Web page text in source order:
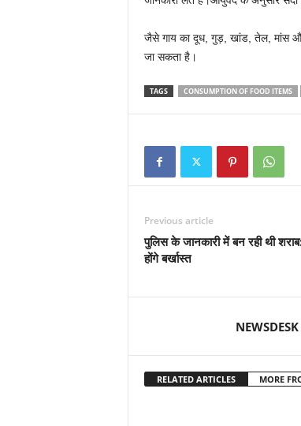
जैसे गाय का दूध, गुड़, खांड, तेल, मांस और
जा सकता है।
TAGS CONSUMPTION OF FOOD ITEMS
Previous article
पुलिस के जानकारी में बन रही थी
होंगे बर्खास्त
NEWSDESK
RELATED ARTICLES MORE